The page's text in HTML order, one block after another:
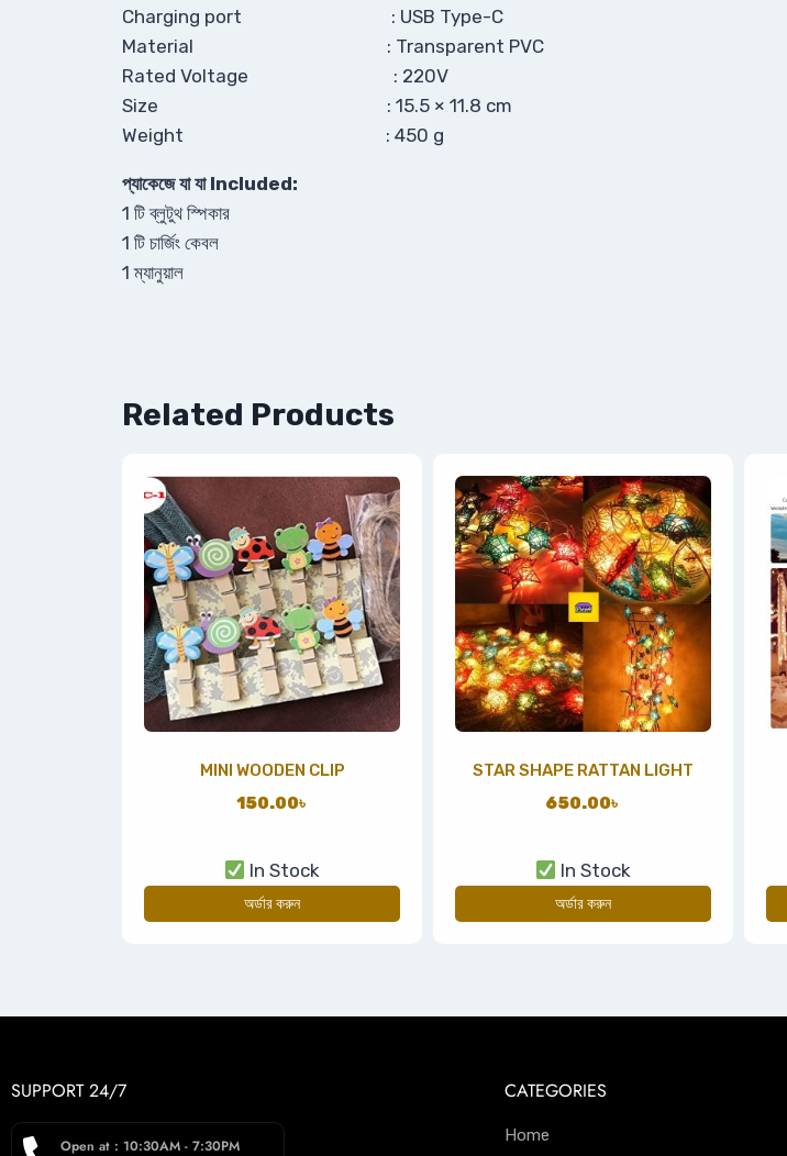
Charging port : USB Type-C
Material : Transparent PVC
Rated Voltage : 220V
Size : 15.5 × 11.8 cm
Weight : 450 g
প্যাকেজে যা যা Included:
1 টি ব্লুটুথ স্পিকার
1 টি চার্জিং কেবল
1 ম্যানুয়াল
Related Products
MINI WOODEN CLIP
150.00৳
In Stock
অর্ডার করুন
STAR SHAPE RATTAN LIGHT
650.00৳
In Stock
অর্ডার করুন
SUPPORT 24/7
Open at : 10:30AM - 7:30PM
CATEGORIES
Home